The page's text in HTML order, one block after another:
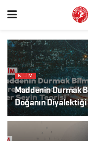
BİLİM
Maddenin Durmak
Doğanın